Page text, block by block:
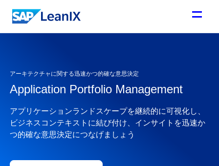
アーキテクチャに関する迅速かつ的確な意思決定
Application Portfolio Management
アプリケーションランドスケープを継続的に可視化し、
ビジネスコンテキストに結び付け、インサイトを迅速か
つ的確な意思決定につなげましょう